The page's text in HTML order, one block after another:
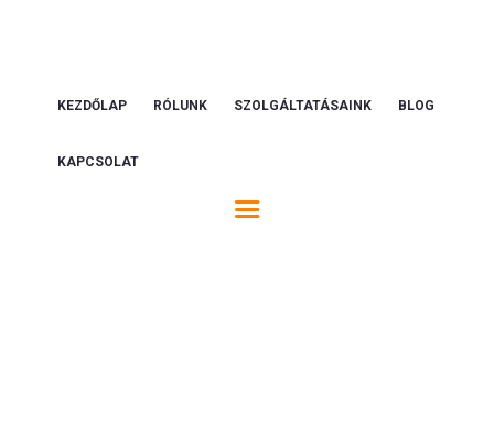
KEZDŐLAP RÓLUNK SZOLGÁLTATÁSAINK BLOG
KAPCSOLAT